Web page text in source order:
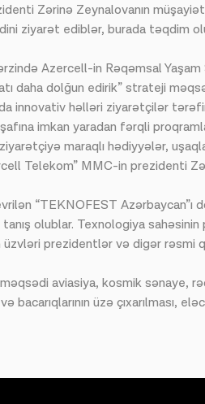
Zərinə Zeynalovanın
ziyarət ediblər, burada təqdim
Azercell-in Rəqəmsal
daha dolğun edirik” strateji
innovativ həlləri ziyarətçilər
imkan yaradan fərqli
maraqlı hədiyyələr,
Telekom” MMC-in prezidenti
“TEKNOFEST
tanış olublar. Texnologiya
üzvləri prezidentlər və digər
aviasiya, kosmik sənaye,
bacarıqlarının üzə çıxarılması,